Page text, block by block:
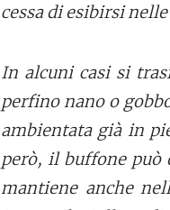
cessa di esibirsi
In alcuni casi si
perfino nano o
ambientata già in
però, il buffone può
mantiene anche